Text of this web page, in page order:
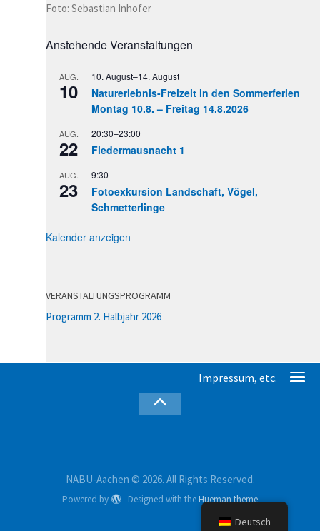
Foto: Sebastian Inhofer
Anstehende Veranstaltungen
AUG.
10
10. August–14. August
Naturerlebnis-Freizeit in den Sommerferien
Montag 10.8. – Freitag 14.8.2026
AUG.
22
20:30–23:00
Fledermausnacht 1
AUG.
23
9:30
Fotoexkursion Landschaft, Vögel,
Schmetterlinge
Kalender anzeigen
VERANSTALTUNGSPROGRAMM
Programm 2. Halbjahr 2026
NABU-Aachen © 2026. All Rights Reserved.
Powered by - Designed with theHueman theme
Deutsch